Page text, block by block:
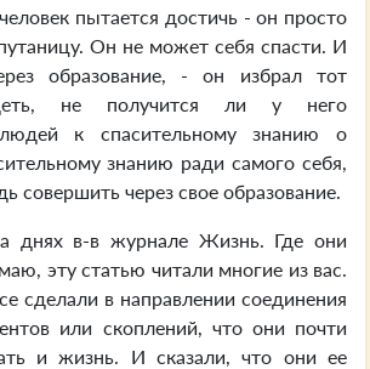
пытается достичь - он просто
Он не может себя спасти. И
образование, - он избрал тот
не получится ли у него
людей к спасительному знанию о
знанию ради самого себя,
совершить через свое образование.
днях в-в журнале Жизнь. Где они
эту статью читали многие из вас.
сделали в направлении соединения
или скоплений, что они почти
и жизнь. И сказали, что они ее